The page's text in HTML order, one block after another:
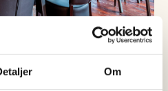
Om
samler igen byen